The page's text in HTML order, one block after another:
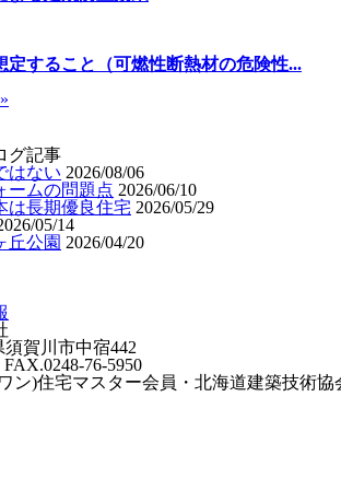
定すること（可燃性断熱材の危険性...
»
グ記事
はない 2026/08/06
ームの問題点 2026/06/10
は長期優良住宅 2026/05/29
05/14
丘公園 2026/04/20
賀川市中宿442
76-5950
ン)住宅マスター会員・北海道建築技術協